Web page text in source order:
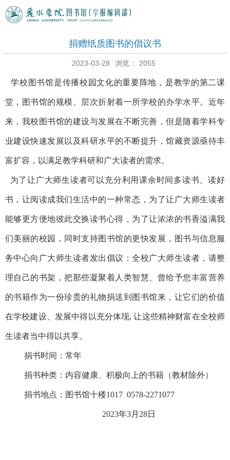
捐赠纸质图书的倡议书
2023-03-28 浏览： 2055
学校图书馆是传播校园文化的重要阵地，是教学的第二课
堂，图书馆的规模、层次折射着一所学校的办学水平。近年
来，我校图书馆的建设与发展在不断完善，但是随着学科专
业建设快速发展以及科研水平的不断提升，馆藏资源亟待丰
富扩容，以满足教学科研和广大读者的需求。
为了让广大师生读者可以充分利用课余时间多读书、读好
书，让阅读成我们生活中的一种常态，为了让广大师生读者
能够更方便地彼此交换读书心得，为了让浓浓的书香溢满我
们美丽的校园，同时支持图书馆的更快发展，图书与信息服
务中心向广大师生读者发出倡议：全校广大师生读者，请整
理自己的书架，把那些凝聚着人类智慧、曾给予您丰富营养
的书籍作为一份珍贵的礼物捐送到图书馆来，让它们的价值
在学校建设、发展中得以充分体现, 让这些精神财富在全校师
生读者当中得以共享。
捐书时间： 常年
捐书种类：内容健康、积极向上的书籍（教材除外）
捐书地点：图书馆十楼1017 0578-2271077
2023年3月28日